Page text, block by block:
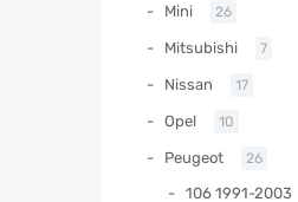
Mini 26
Mitsubishi 7
Nissan 17
Opel 10
Peugeot 26
106 1991-2003